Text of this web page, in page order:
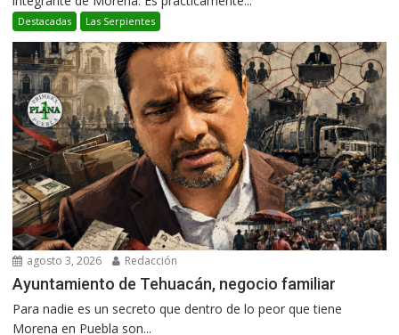
Destacadas Las Serpientes
agosto 3, 2026 Redacción
Ayuntamiento de Tehuacán, negocio familiar
Para nadie es un secreto que dentro de lo peor que tiene
Morena en Puebla son...